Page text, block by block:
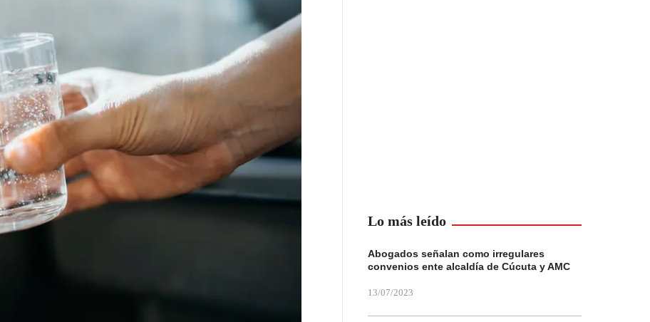
Lo más leído
Abogados señalan como irregulares
convenios ente alcaldía de Cúcuta y AMC
13/07/2023